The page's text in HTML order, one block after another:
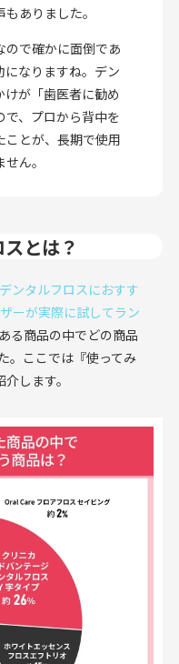
ありました。
ので確かに面倒であ
になりますね。デン
が「歯医者に勧め
で、プロから背中を
ことが、長期で使用
ん。
とは？
ンタルフロスにおすす
ーが実際に試してラン
る商品の中でどの商品
。ここでは『使ってみ
します。